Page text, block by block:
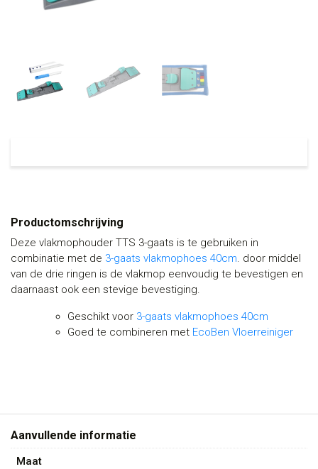
Productomschrijving
Deze vlakmophouder TTS 3-gaats is te gebruiken in
combinatie met de 3-gaats vlakmophoes 40cm. door middel
van de drie ringen is de vlakmop eenvoudig te bevestigen en
daarnaast ook een stevige bevestiging.
Geschikt voor 3-gaats vlakmophoes 40cm
Goed te combineren met EcoBen Vloerreiniger
Aanvullende informatie
Maat